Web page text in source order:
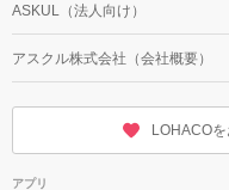
ASKUL（法人向け）
アスクル株式会社（会社概要）
LOHACO
アプリ